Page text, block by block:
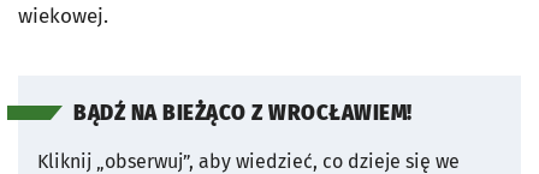
wiekowej.
BĄDŹ NA BIEŻĄCO Z WROCŁAWIEM!
Kliknij „obserwuj”, aby wiedzieć, co dzieje się we